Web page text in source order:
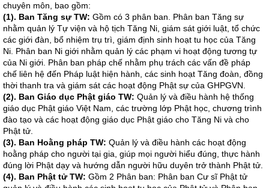
chuyên môn, bao gồm:
(1). Ban Tăng sự TW: Gồm có 3 phân ban. Phân ban Tăng sự
nhằm quản lý Tự viện và hộ tịch Tăng Ni, giám sát giới luật, tổ chức
các giới đàn, bổ nhiệm trụ trì, giám định sinh hoạt tu học của Tăng
Ni. Phân ban Ni giới nhằm quản lý các phạm vi hoạt động tương tự
của Ni giới. Phân ban pháp chế nhằm phụ trách các vấn đề pháp
chế liên hệ đến Pháp luật hiện hành, các sinh hoạt Tăng đoàn, đồng
thời thanh tra và giám sát các hoạt động Phật sự của GHPGVN.
(2). Ban Giáo dục Phật giáo TW: Quản lý và điều hành hệ thống
giáo dục Phật giáo Việt Nam, các trường lớp Phật học, chương trình
đào tạo và các hoạt động giáo dục Phật giáo cho Tăng Ni và cho
Phật tử.
(3). Ban Hoằng pháp TW: Quản lý và điều hành các hoạt động
hoằng pháp cho người tại gia, giúp mọi người hiểu đúng, thực hành
đúng lời Phật dạy và hướng dẫn người hữu duyên trở thành Phật tử.
(4). Ban Phật tử TW: Gồm 2 Phân ban: Phân ban Cư sĩ Phật tử